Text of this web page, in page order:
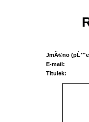
JmĂ©no
E-mail:
Titulek: